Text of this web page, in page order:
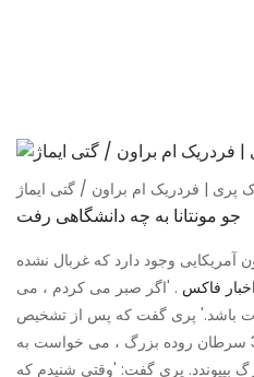
پری | فردریک ام براون / گتی ایماژ
جو مونتانا به چه دانشگاهی رفت
'در حال حاضر 23 میلیون آمریکایی وجود دارد که غربال نشده
اخبار فاکس . 'اگر صبر می کردم ، می
باشد.' پری گفت که پس از تشخیص
یکی از دوستانش در مرحله 3 سرطان روده بزرگ ، می خواست به
بپیوندد. پری گفت: 'وقتی شنیدم که